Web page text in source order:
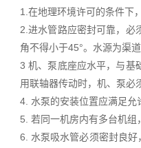
1.在地理环境许可的条件下
2.进水管路应密封可靠，必
角不得小于45°。水源为渠
3 机、泵底座应水平，与基
用联轴器传动时，机、泵必
4. 水泵的安装位置应满足允
5. 若同一机房内有多台机组
6. 水泵吸水管必须密封良